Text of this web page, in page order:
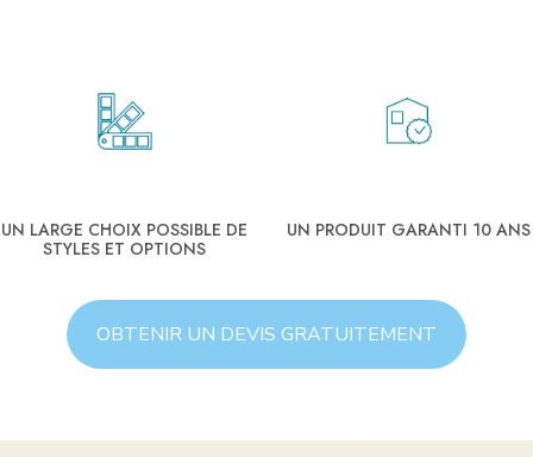
UN LARGE CHOIX POSSIBLE DE
STYLES ET OPTIONS
UN PRODUIT GARANTI 10 ANS
OBTENIR UN DEVIS GRATUITEMENT